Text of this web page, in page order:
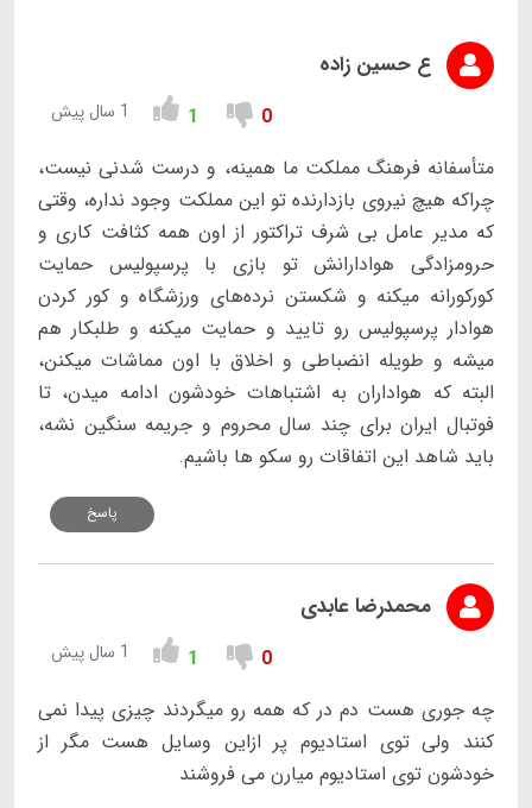
ع حسین زاده
0
1 1 سال پیش
متأسفانه فرهنگ مملکت ما همینه، و درست شدنی نیست،
چراکه هیچ نیروی بازدارنده تو این مملکت وجود نداره، وقتی
که مدیر عامل بی شرف تراکتور از اون همه کثافت کاری و
حرومزادگی هوادارانش تو بازی با پرسپولیس حمایت
کورکورانه میکنه و شکستن نرده‌های ورزشگاه و کور کردن
هوادار پرسپولیس رو تایید و حمایت میکنه و طلبکار هم
میشه و طویله انضباطی و اخلاق با اون مماشات میکنن،
البته که هواداران به اشتباهات خودشون ادامه میدن، تا
فوتبال ایران برای چند سال محروم و جریمه سنگین نشه،
باید شاهد این اتفاقات رو سکو ها باشیم.
پاسخ
محمدرضا عابدی
0
1 1 سال پیش
چه جوری هست دم در که همه رو میگردند چیزی پیدا نمی
کنند ولی توی استادیوم پر ازاین وسایل هست مگر از
خودشون توی استادیوم میارن می فروشند